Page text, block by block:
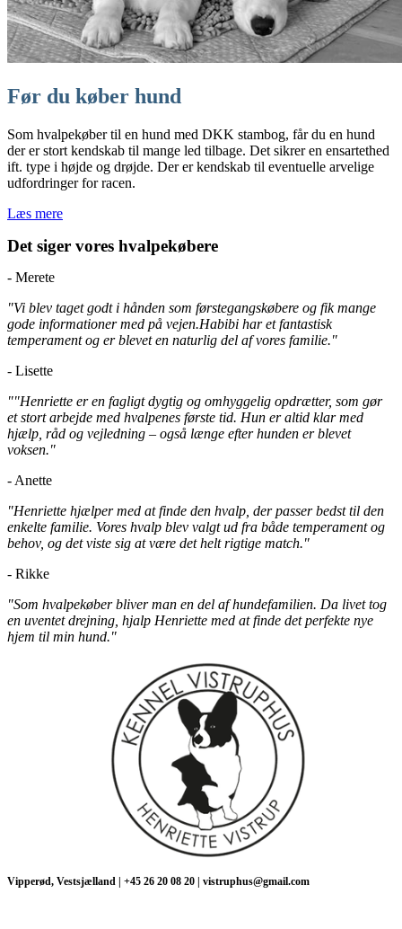
Før du køber hund
Som hvalpekøber til en hund med DKK stambog, får du en hund
der er stort kendskab til mange led tilbage. Det sikrer en ensartethed
ift. type i højde og drøjde. Der er kendskab til eventuelle arvelige
udfordringer for racen.
Læs mere
Det siger vores hvalpekøbere
- Merete
"Vi blev taget godt i hånden som førstegangskøbere og fik mange
gode informationer med på vejen.Habibi har et fantastisk
temperament og er blevet en naturlig del af vores familie."
- Lisette
""Henriette er en fagligt dygtig og omhyggelig opdrætter, som gør
et stort arbejde med hvalpenes første tid. Hun er altid klar med
hjælp, råd og vejledning – også længe efter hunden er blevet
voksen."
- Anette
"Henriette hjælper med at finde den hvalp, der passer bedst til den
enkelte familie. Vores hvalp blev valgt ud fra både temperament og
behov, og det viste sig at være det helt rigtige match."
- Rikke
"Som hvalpekøber bliver man en del af hundefamilien. Da livet tog
en uventet drejning, hjalp Henriette med at finde det perfekte nye
hjem til min hund."
Vipperød, Vestsjælland | +45 26 20 08 20 | vistruphus@gmail.com